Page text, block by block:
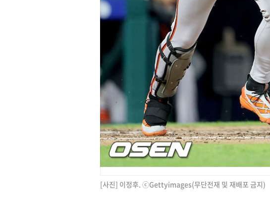
[사진] 이정후. ⓒGettyimages(무단전재 및 재배포 금지)